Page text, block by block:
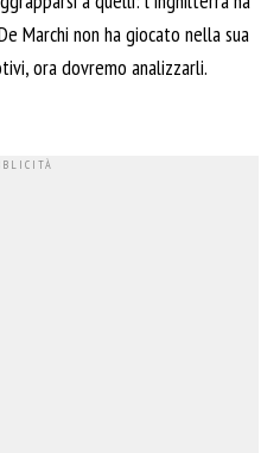
Marchi non ha giocato nella sua
ora dovremo analizzarli.